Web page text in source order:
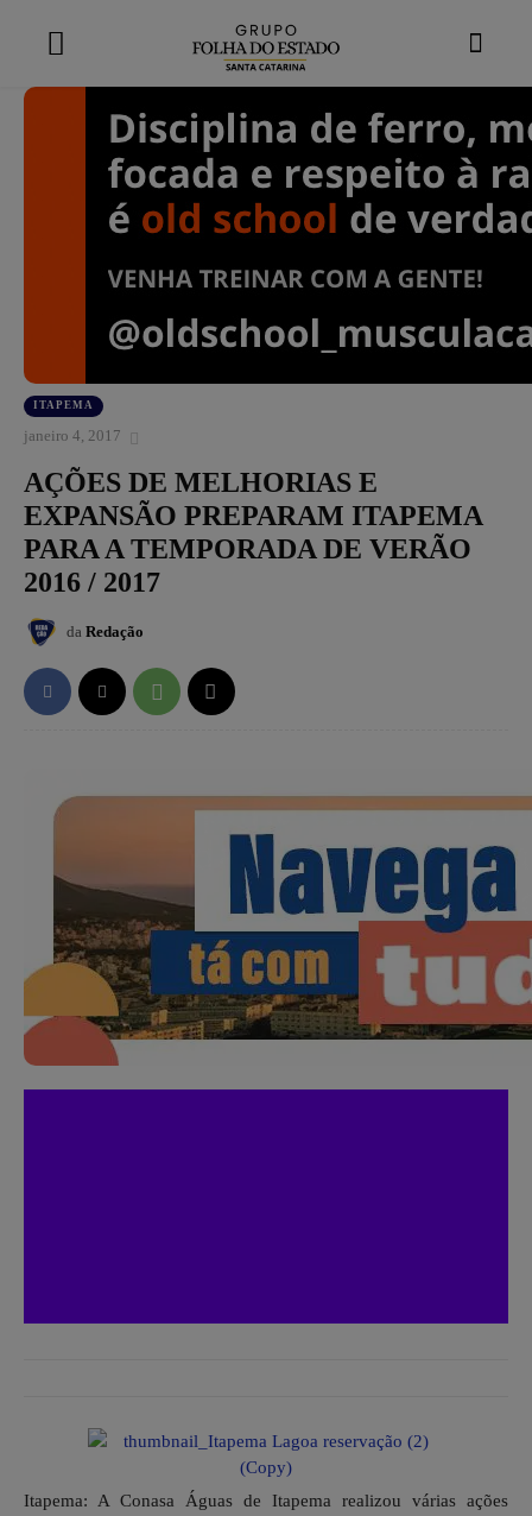
ITAPEMA
janeiro 4, 2017
AÇÕES DE MELHORIAS E
EXPANSÃO PREPARAM ITAPEMA
PARA A TEMPORADA DE VERÃO
2016 / 2017
da Redação
Itapema: A Conasa Águas de Itapema realizou várias ações